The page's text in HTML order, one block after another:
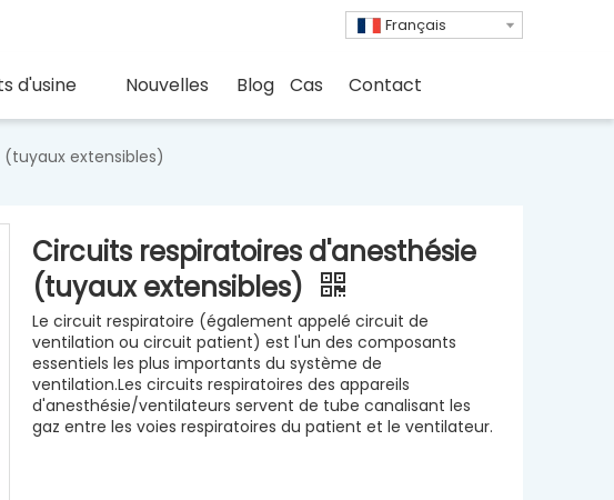
Français
d'usine Nouvelles Blog Cas Contact
extensibles)
Circuits respiratoires d'anesthésie
(tuyaux extensibles)
Le circuit respiratoire (également appelé circuit de
ventilation ou circuit patient) est l'un des composants
essentiels les plus importants du système de
ventilation.Les circuits respiratoires des appareils
d'anesthésie/ventilateurs servent de tube canalisant les
gaz entre les voies respiratoires du patient et le ventilateur.